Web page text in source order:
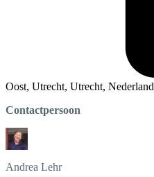
Oost, Utrecht, Utrecht, Nederland
Contactpersoon
Andrea Lehr